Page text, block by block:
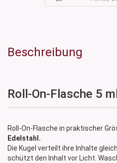
Beschreibung
Roll-On-Flasche 5
Roll-On-Flasche in praktischer
Edelstahl.
Die Kugel verteilt ihre Inhalte
schützt den Inhalt vor Licht.